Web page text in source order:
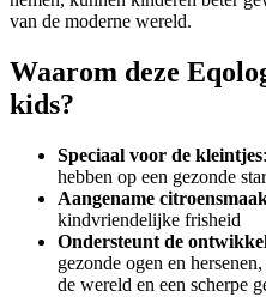
van de moderne wereld.
Waarom deze
kids?
Speciaal voor de kleintjes
hebben op een gezonde
Aangename
kindvriendelijke frisheid
Ondersteunt de
gezonde ogen en
de wereld en een scherpe